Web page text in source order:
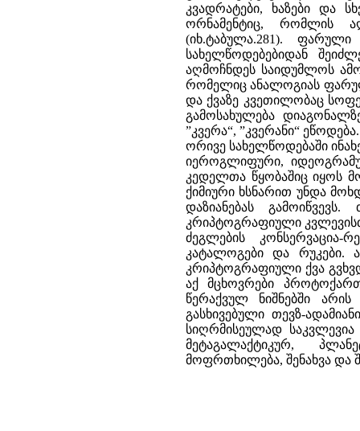
კვადრატები, ხაზები და
ორნამენტიც, რომლის
(იხ.ტაბულა.281).
სახელწოდებებიდან
აღმოჩნდეს საიდუმლოს
რომელიც ანალოგიას
და ქვაზე კვეთილობაც
გამოსახულება
”კვერა“, ”კვერანი“
ორივე სახელწოდებაში
იეროგლიფური,
კედელთა წყობაშიც იყოს
ქიმიური ხსნარით უნდა
დაზიანებას
კრიპტოგრაფიული
ძეგლების კონსერვაცია-
კატალოგები და რუკები.
კრიპტოგრაფიული ქვა
აქ მცხოვრები
წერაქვულ ნიშნებში
გასხივებული თევზ-
სიღრმისეულად
მეტაგალაქტიკურ,
მოფრთხილება, შენახვა და